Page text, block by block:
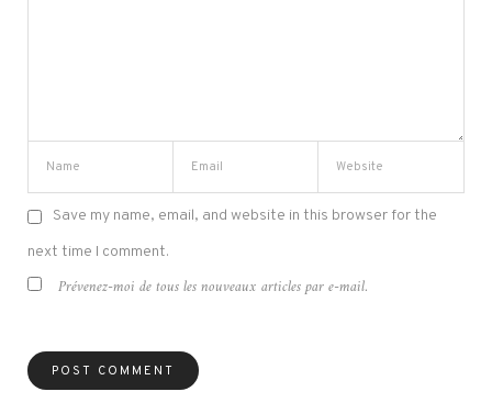
Save my name, email, and website in this browser for the
next time I comment.
Prévenez-moi de tous les nouveaux articles par e-mail.